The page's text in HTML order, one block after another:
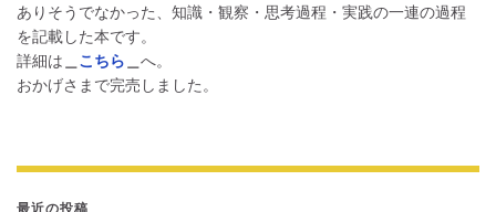
ありそうでなかった、知識・観察・思考過程・実践の一連の過程
を記載した本です。
詳細は
こちら
へ。
おかげさまで完売しました。
最近の投稿